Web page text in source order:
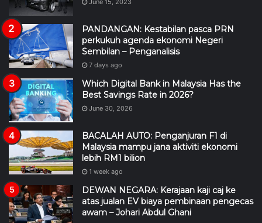
June 15, 2023
PANDANGAN: Kestabilan pasca PRN
perkukuh agenda ekonomi Negeri
Sembilan – Penganalisis
7 days ago
Which Digital Bank in Malaysia Has the
Best Savings Rate in 2026?
June 30, 2026
BACALAH AUTO: Penganjuran F1 di
Malaysia mampu jana aktiviti ekonomi
lebih RM1 bilion
1 week ago
DEWAN NEGARA: Kerajaan kaji caj ke
atas jualan EV biaya pembinaan pengecas
awam – Johari Abdul Ghani